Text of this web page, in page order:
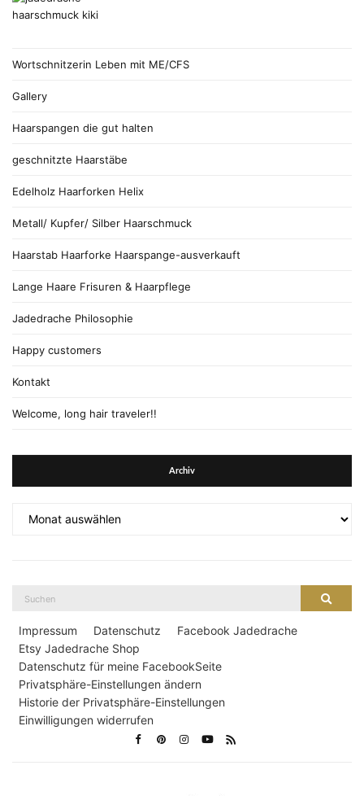
Wortschnitzerin Leben mit ME/CFS
Gallery
Haarspangen die gut halten
geschnitzte Haarstäbe
Edelholz Haarforken Helix
Metall/ Kupfer/ Silber Haarschmuck
Haarstab Haarforke Haarspange-ausverkauft
Lange Haare Frisuren & Haarpflege
Jadedrache Philosophie
Happy customers
Kontakt
Welcome, long hair traveler!!
Archiv
Impressum Datenschutz
Facebook Jadedrache
Etsy Jadedrache Shop
Datenschutz für meine FacebookSeite
Privatsphäre-Einstellungen ändern
Historie der Privatsphäre-Einstellungen
Einwilligungen widerrufen